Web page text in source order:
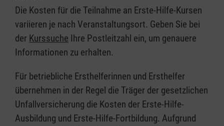
Die Kosten für die Teilnahme an Erste-Hilfe-Kursen
variieren je nach Veranstaltungsort. Geben Sie bei
der Kurssuche Ihre Postleitzahl ein, um genauere
Informationen zu erhalten.
Für betriebliche Ersthelferinnen und Ersthelfer
übernehmen in der Regel die Träger der gesetzlichen
Unfallversicherung die Kosten der Erste-Hilfe-
Ausbildung und Erste-Hilfe-Fortbildung. Aufgrund